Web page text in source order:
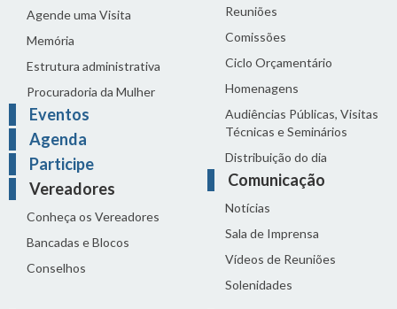
Agende uma Visita
Memória
Estrutura administrativa
Procuradoria da Mulher
Eventos
Agenda
Participe
Vereadores
Conheça os Vereadores
Bancadas e Blocos
Conselhos
Reuniões
Comissões
Ciclo Orçamentário
Homenagens
Audiências Públicas, Visitas
Técnicas e Seminários
Distribuição do dia
Comunicação
Notícias
Sala de Imprensa
Vídeos de Reuniões
Solenidades